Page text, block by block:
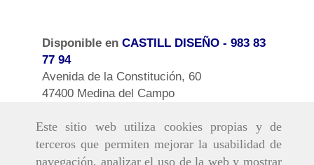
Este sitio web utiliza cookies propias y de
terceros que permiten mejorar la usabilidad de
navegación, analizar el uso de la web y mostrar
Disponible en CASTILL DISEÑO - 983 83
77 94
Avenida de la Constitución, 60
47400 Medina del Campo